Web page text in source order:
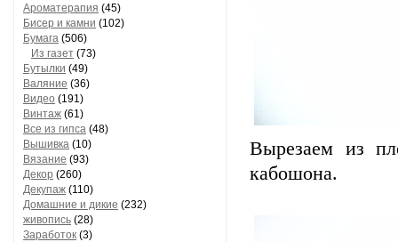
Ароматерапия (45)
Бисер и камни (102)
Бумага (506)
Из газет (73)
Бутылки (49)
Валяние (36)
Видео (191)
Винтаж (61)
Все из гипса (48)
Вышивка (10)
Вязание (93)
Декор (260)
Декупаж (110)
Домашние и дикие (232)
живопись (28)
Заработок (3)
Вырезаем из
кабошона.